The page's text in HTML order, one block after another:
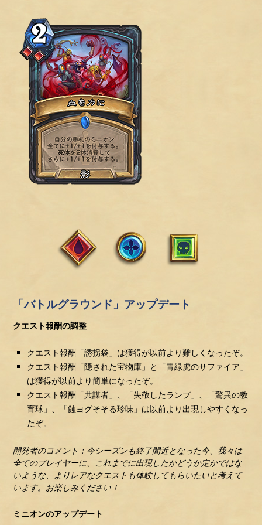
「バトルグラウンド」アップデート
クエスト報酬の調整
クエスト報酬「誘拐袋」は獲得が以前より難しくなったぞ。
クエスト報酬「隠された宝物庫」と「青緑虎のサファイア」
は獲得が以前より簡単になったぞ。
クエスト報酬「共謀者」、「失敬したランプ」、「驚異の教
育球」、「蝕ヨグそそる珍味」は以前より出現しやすくなっ
たぞ。
開発者のコメント：今シーズンも終了間近となった今、我々は
全てのプレイヤーに、これまでに出現したかどうか定かではな
いような、よりレアなクエストも体験してもらいたいと考えて
います。お楽しみください！
ミニオンのアップデート